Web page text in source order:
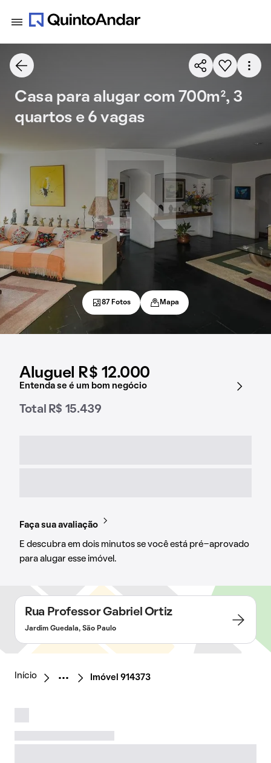
Aluguel R$ 12.000
Entenda se é um bom negócio
Total R$ 15.439
Faça sua avaliação
E descubra em dois minutos se você está pré-aprovado
para alugar esse imóvel.
Casa para alugar com 700m², 3
quartos e 6 vagas
87 Fotos Mapa
Rua Professor Gabriel Ortiz
Jardim Guedala, São Paulo
Início Imóvel 914373